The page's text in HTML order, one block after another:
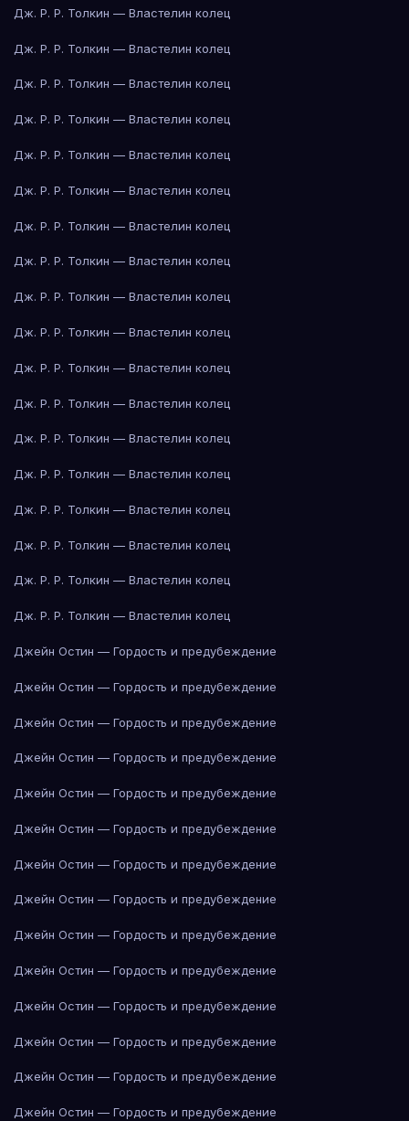
Дж. Р. Р. Толкин — Властелин колец
Дж. Р. Р. Толкин — Властелин колец
Дж. Р. Р. Толкин — Властелин колец
Дж. Р. Р. Толкин — Властелин колец
Дж. Р. Р. Толкин — Властелин колец
Дж. Р. Р. Толкин — Властелин колец
Дж. Р. Р. Толкин — Властелин колец
Дж. Р. Р. Толкин — Властелин колец
Дж. Р. Р. Толкин — Властелин колец
Дж. Р. Р. Толкин — Властелин колец
Дж. Р. Р. Толкин — Властелин колец
Дж. Р. Р. Толкин — Властелин колец
Дж. Р. Р. Толкин — Властелин колец
Дж. Р. Р. Толкин — Властелин колец
Дж. Р. Р. Толкин — Властелин колец
Дж. Р. Р. Толкин — Властелин колец
Дж. Р. Р. Толкин — Властелин колец
Дж. Р. Р. Толкин — Властелин колец
Джейн Остин — Гордость и предубеждение
Джейн Остин — Гордость и предубеждение
Джейн Остин — Гордость и предубеждение
Джейн Остин — Гордость и предубеждение
Джейн Остин — Гордость и предубеждение
Джейн Остин — Гордость и предубеждение
Джейн Остин — Гордость и предубеждение
Джейн Остин — Гордость и предубеждение
Джейн Остин — Гордость и предубеждение
Джейн Остин — Гордость и предубеждение
Джейн Остин — Гордость и предубеждение
Джейн Остин — Гордость и предубеждение
Джейн Остин — Гордость и предубеждение
Джейн Остин — Гордость и предубеждение